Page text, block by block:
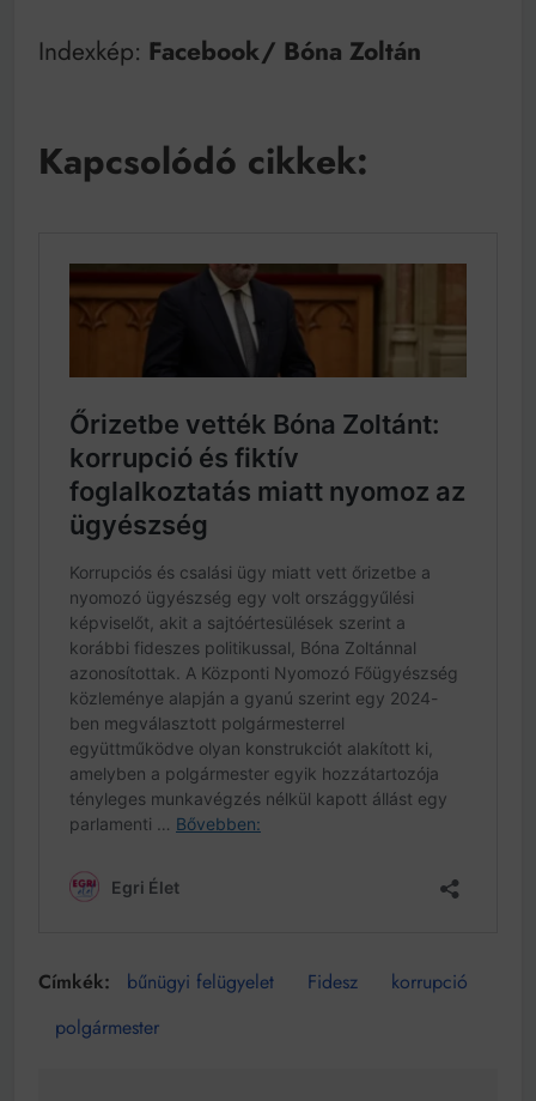
Indexkép: Facebook/ Bóna Zoltán
Kapcsolódó cikkek:
bűnügyi felügyelet Fidesz
korrupció
polgármester